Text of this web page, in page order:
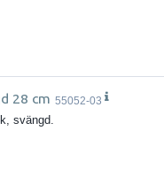
28 cm 55052-03
svängd.